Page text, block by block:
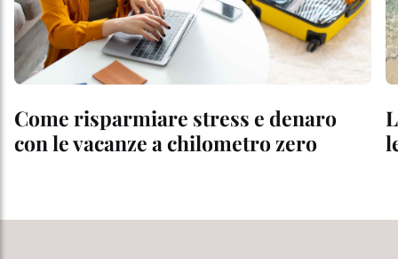
Come risparmiare stress e denaro
con le vacanze a chilometro zero